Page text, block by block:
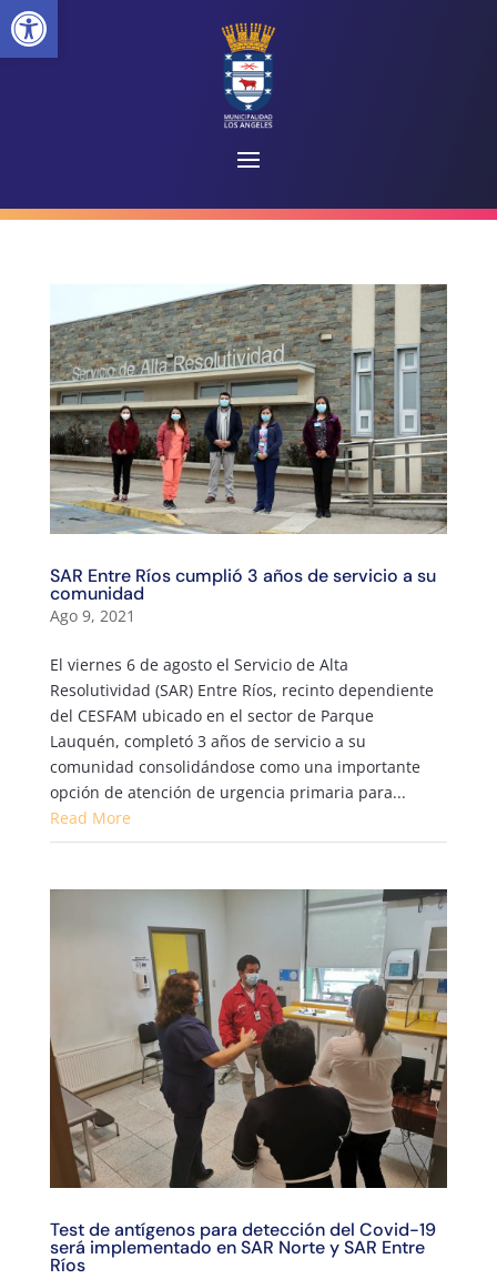
SAR Entre Ríos cumplió 3 años de servicio a su
comunidad
Ago 9, 2021
El viernes 6 de agosto el Servicio de Alta
Resolutividad (SAR) Entre Ríos, recinto dependiente
del CESFAM ubicado en el sector de Parque
Lauquén, completó 3 años de servicio a su
comunidad consolidándose como una importante
opción de atención de urgencia primaria para...
Read More
Test de antígenos para detección del Covid-19
será implementado en SAR Norte y SAR Entre
Ríos